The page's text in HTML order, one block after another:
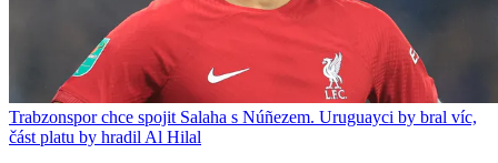
Trabzonspor chce spojit Salaha s Núñezem. Uruguayci by bral víc,
část platu by hradil Al Hilal